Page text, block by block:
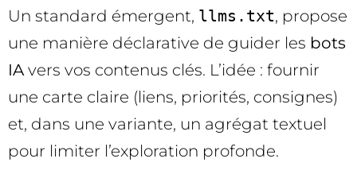
Un standard émergent, llms.txt, propose
une manière déclarative de guider les bots
IA vers vos contenus clés. L’idée : fournir
une carte claire (liens, priorités, consignes)
et, dans une variante, un agrégat textuel
pour limiter l’exploration profonde.